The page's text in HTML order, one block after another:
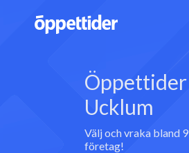
Öppettider
Ucklum
Välj och vraka bland 9
företag!